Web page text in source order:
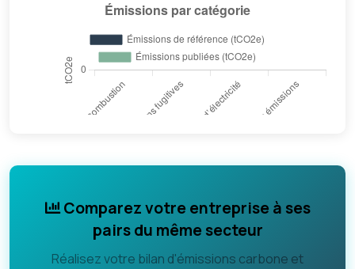
Comparez votre entreprise à ses
pairs du même secteur
Réalisez votre bilan d'émissions carbone et